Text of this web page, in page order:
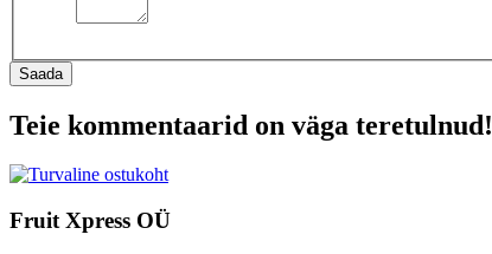
Saada
Teie kommentaarid on väga teretulnud!
Fruit Xpress OÜ